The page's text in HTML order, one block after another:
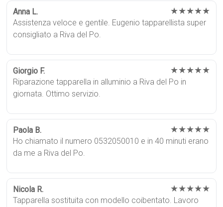
Anna L. ★★★★★
Assistenza veloce e gentile. Eugenio tapparellista super
consigliato a Riva del Po.
Giorgio F. ★★★★★
Riparazione tapparella in alluminio a Riva del Po in
giornata. Ottimo servizio.
Paola B. ★★★★★
Ho chiamato il numero 0532050010 e in 40 minuti erano
da me a Riva del Po.
Nicola R. ★★★★★
Tapparella sostituita con modello coibentato. Lavoro